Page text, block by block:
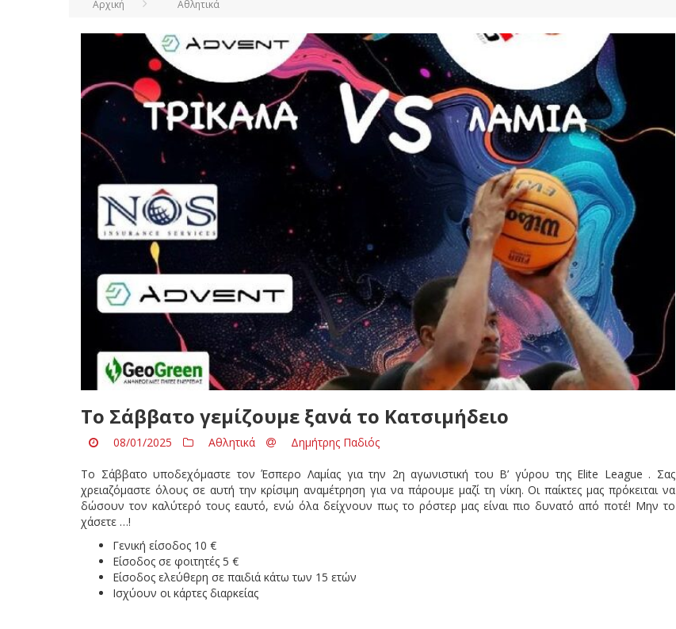
Αρχική Αθλητικά
Το Σάββατο γεμίζουμε ξανά τo Κατσιμήδειο
08/01/2025 Αθλητικά Δημήτρης Παδιός
Το Σάββατο υποδεχόμαστε τον Έσπερο Λαμίας για την 2η αγωνιστική του Β’ γύρου της Elite League . Σας
χρειαζόμαστε όλους σε αυτή την κρίσιμη αναμέτρηση για να πάρουμε μαζί τη νίκη. Οι παίκτες μας πρόκειται να
δώσουν τον καλύτερό τους εαυτό, ενώ όλα δείχνουν πως το ρόστερ μας είναι πιο δυνατό από ποτέ! Μην το
χάσετε …!
Γενική είσοδος 10 €
Είσοδος σε φοιτητές 5 €
Είσοδος ελεύθερη σε παιδιά κάτω των 15 ετών
Ισχύουν οι κάρτες διαρκείας